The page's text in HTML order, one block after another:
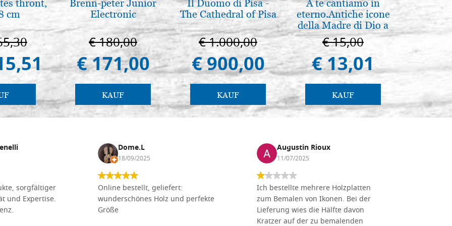
thront,
cm
Brenn-peter Junior
Electronic
€ 180,00
€ 171,00
KAUF
Il Duomo di Pisa -
The Cathedral of Pisa
€ 1.000,00
€ 900,00
KAUF
A te cantiamo in
eterno.Antiche icone
della Madre di Dio a
Vladimir e Suzdal
(libro-cal. 2019)
€ 15,00
€ 13,01
KAUF
Ikone,
€
sorgfältiger
und Expertise.
Dome.L
18/09/2025
Online bestellt, geliefert:
wunderschönes Holz und perfekte
Größe
Augustin Rioux
11/07/2025
Ich bestellte mehrere Holzplatten
zum Bemalen von Ikonen. Bei der
Lieferung wies die Hälfte davon
Kratzer auf der zu bemalenden